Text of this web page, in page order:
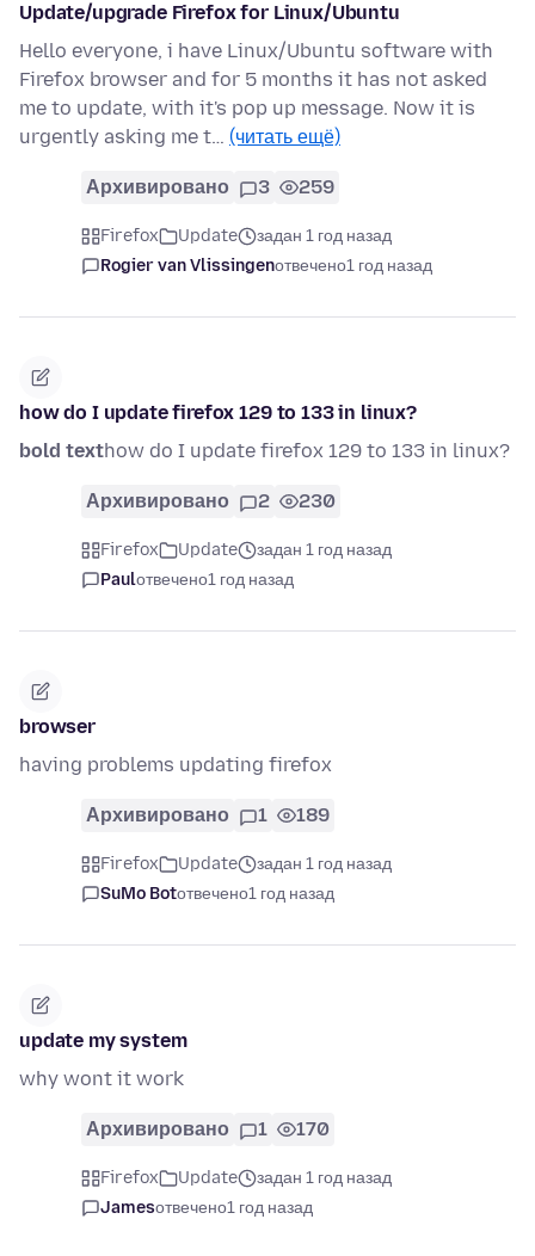
Update/upgrade Firefox for Linux/Ubuntu
Hello everyone, i have Linux/Ubuntu software with
Firefox browser and for 5 months it has not asked
me to update, with it's pop up message. Now it is
urgently asking me t… (читать ещё)
Архивировано 3 259
Firefox Update
задан 1 год назад
Rogier van Vlissingenотвечено1 год назад
how do I update firefox 129 to 133 in linux?
bold texthow do I update firefox 129 to 133 in linux?
Архивировано 2 230
Firefox Update
задан 1 год назад
Paulотвечено1 год назад
browser
having problems updating firefox
Архивировано 1 189
Firefox Update
задан 1 год назад
SuMo Botотвечено1 год назад
update my system
why wont it work
Архивировано 1 170
Firefox Update
задан 1 год назад
Jamesотвечено1 год назад